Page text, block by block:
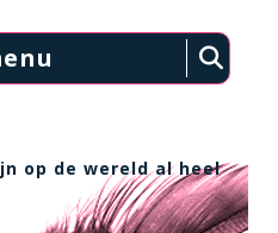
op de wereld al heel